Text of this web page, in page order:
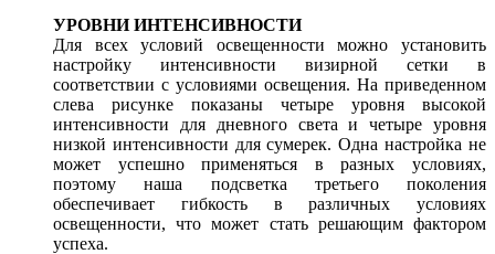
УРОВНИ ИНТЕНСИВНОСТИ
Для всех условий освещенности можно установить
настройку интенсивности визирной сетки в
соответствии с условиями освещения. На приведенном
слева рисунке показаны четыре уровня высокой
интенсивности для дневного света и четыре уровня
низкой интенсивности для сумерек. Одна настройка не
может успешно применяться в разных условиях,
поэтому наша подсветка третьего поколения
обеспечивает гибкость в различных условиях
освещенности, что может стать решающим фактором
успеха.